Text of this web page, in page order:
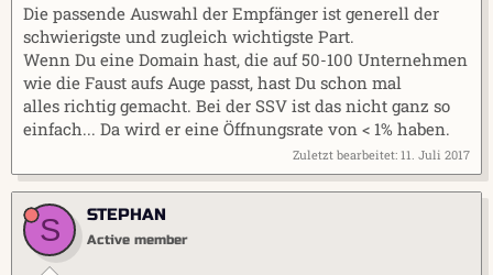
Die passende Auswahl der Empfänger ist generell der
schwierigste und zugleich wichtigste Part.
Wenn Du eine Domain hast, die auf 50-100 Unternehmen
wie die Faust aufs Auge passt, hast Du schon mal
alles richtig gemacht. Bei der SSV ist das nicht ganz so
einfach... Da wird er eine Öffnungsrate von < 1% haben.
Zuletzt bearbeitet: 11. Juli 2017
S STEPHAN
Active member